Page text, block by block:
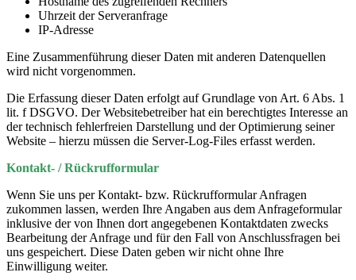
Uhrzeit der Serveranfrage
IP-Adresse
Eine Zusammenführung dieser Daten mit anderen Datenquellen
wird nicht vorgenommen.
Die Erfassung dieser Daten erfolgt auf Grundlage von Art. 6 Abs. 1
lit. f DSGVO. Der Websitebetreiber hat ein berechtigtes Interesse an
der technisch fehlerfreien Darstellung und der Optimierung seiner
Website – hierzu müssen die Server-Log-Files erfasst werden.
Kontakt- / Rückrufformular
Wenn Sie uns per Kontakt- bzw. Rückrufformular Anfragen
zukommen lassen, werden Ihre Angaben aus dem Anfrageformular
inklusive der von Ihnen dort angegebenen Kontaktdaten zwecks
Bearbeitung der Anfrage und für den Fall von Anschlussfragen bei
uns gespeichert. Diese Daten geben wir nicht ohne Ihre
Einwilligung weiter.